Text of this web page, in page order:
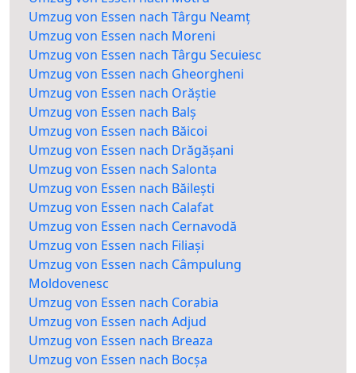
Umzug von Essen nach Târgu Neamț
Umzug von Essen nach Moreni
Umzug von Essen nach Târgu Secuiesc
Umzug von Essen nach Gheorgheni
Umzug von Essen nach Orăștie
Umzug von Essen nach Balș
Umzug von Essen nach Băicoi
Umzug von Essen nach Drăgășani
Umzug von Essen nach Salonta
Umzug von Essen nach Băilești
Umzug von Essen nach Calafat
Umzug von Essen nach Cernavodă
Umzug von Essen nach Filiași
Umzug von Essen nach Câmpulung
Moldovenesc
Umzug von Essen nach Corabia
Umzug von Essen nach Adjud
Umzug von Essen nach Breaza
Umzug von Essen nach Bocșa